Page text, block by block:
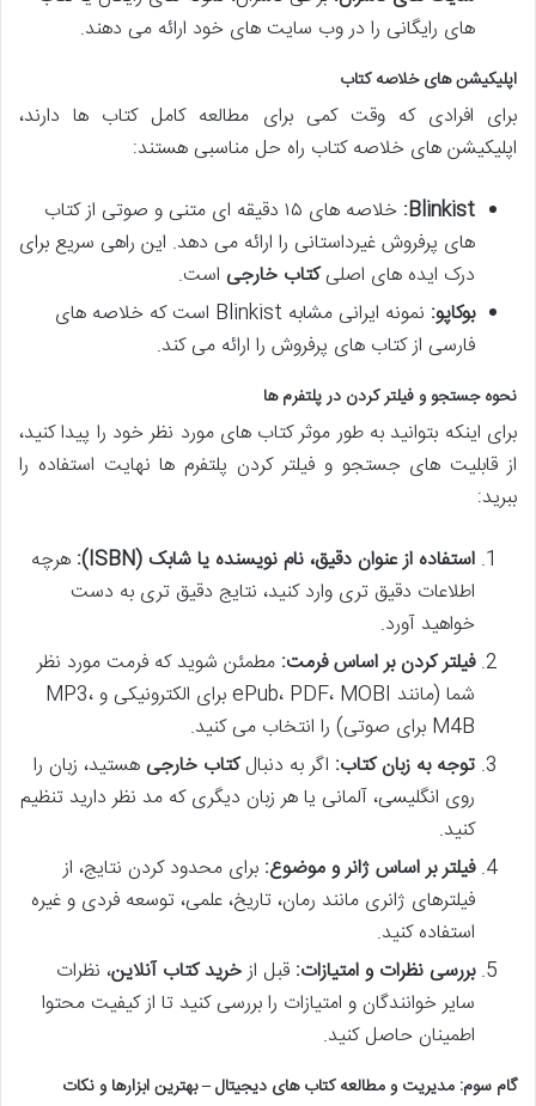
های رایگانی را در وب سایت های خود ارائه می دهند.
اپلیکیشن های خلاصه کتاب
برای افرادی که وقت کمی برای مطالعه کامل کتاب ها دارند،
اپلیکیشن های خلاصه کتاب راه حل مناسبی هستند:
Blinkist:
خلاصه های ۱۵ دقیقه ای متنی و صوتی از کتاب
های پرفروش غیرداستانی را ارائه می دهد. این راهی سریع برای
درک ایده های اصلیکتاب خارجی است.
بوکاپو:
نمونه ایرانی مشابه Blinkist است که خلاصه های
فارسی از کتاب های پرفروش را ارائه می کند.
نحوه جستجو و فیلتر کردن در پلتفرم ها
برای اینکه بتوانید به طور موثر کتاب های مورد نظر خود را پیدا کنید،
از قابلیت های جستجو و فیلتر کردن پلتفرم ها نهایت استفاده را
ببرید:
استفاده از عنوان دقیق، نام نویسنده یا شابک (ISBN):
هرچه
اطلاعات دقیق تری وارد کنید، نتایج دقیق تری به دست
خواهید آورد.
فیلتر کردن بر اساس فرمت: مطمئن شوید که فرمت مورد نظر
شما (مانند ePub، PDF، MOBI برای الکترونیکی و MP3،
M4B برای صوتی) را انتخاب می کنید.
توجه به زبان کتاب: اگر به دنبالکتاب خارجیهستید، زبان را
روی انگلیسی، آلمانی یا هر زبان دیگری که مد نظر دارید تنظیم
کنید.
فیلتر بر اساس ژانر و موضوع: برای محدود کردن نتایج، از
فیلترهای ژانری مانند رمان، تاریخ، علمی، توسعه فردی و غیره
استفاده کنید.
بررسی نظرات و امتیازات: قبل ازخرید کتاب آنلاین، نظرات
سایر خوانندگان و امتیازات را بررسی کنید تا از کیفیت محتوا
اطمینان حاصل کنید.
گام سوم: مدیریت و مطالعه کتاب های دیجیتال – بهترین ابزارها و نکات